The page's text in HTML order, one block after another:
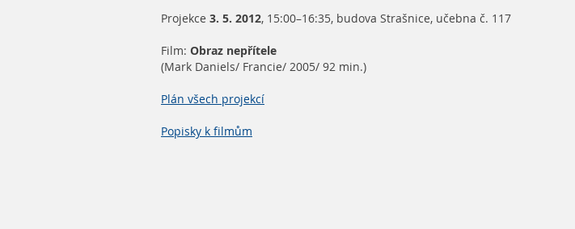
Projekce 3. 5. 2012, 15:00–16:35, budova Strašnice, učebna č. 117
Film: Obraz nepřítele
(Mark Daniels/ Francie/ 2005/ 92 min.)
Plán všech projekcí
Popisky k filmům